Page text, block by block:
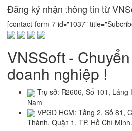
Đăng ký nhận thông tin từ
[contact-form-7 id="1037"
VNSSoft -
doanh nghiệp !
Trụ sở: R2606, Số 101,
Nam
VPGD HCM: Tầng 2, Số 81,
Thành, Quận 1, TP. Hồ Chí Minh.